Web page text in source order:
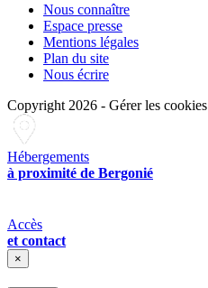
Nous connaître
Espace presse
Mentions légales
Plan du site
Nous écrire
Copyright 2026 - Gérer les cookies
Hébergements
à proximité de Bergonié
Accès
et contact
×